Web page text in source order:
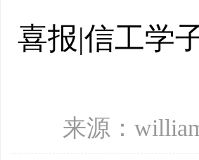
喜报|信工学
来源：